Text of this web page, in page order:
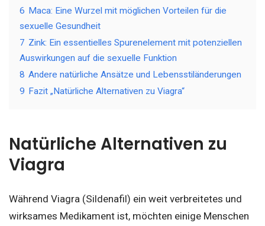
6 Maca: Eine Wurzel mit möglichen Vorteilen für die
sexuelle Gesundheit
7 Zink: Ein essentielles Spurenelement mit potenziellen
Auswirkungen auf die sexuelle Funktion
8 Andere natürliche Ansätze und Lebensstiländerungen
9 Fazit „Natürliche Alternativen zu Viagra“
Natürliche Alternativen zu
Viagra
Während Viagra (Sildenafil) ein weit verbreitetes und
wirksames Medikament ist, möchten einige Menschen